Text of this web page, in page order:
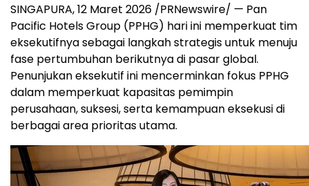
SINGAPURA, 12 Maret 2026 /PRNewswire/ — Pan
Pacific Hotels Group (PPHG) hari ini memperkuat tim
eksekutifnya sebagai langkah strategis untuk menuju
fase pertumbuhan berikutnya di pasar global.
Penunjukan eksekutif ini mencerminkan fokus PPHG
dalam memperkuat kapasitas pemimpin
perusahaan, suksesi, serta kemampuan eksekusi di
berbagai area prioritas utama.